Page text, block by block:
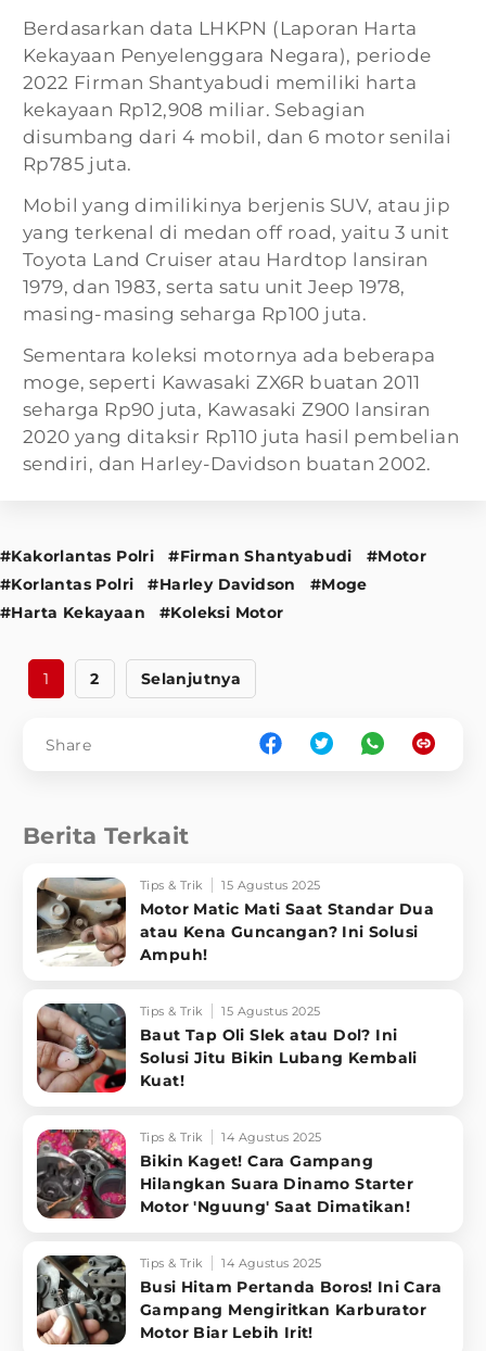
Berdasarkan data LHKPN (Laporan Harta
Kekayaan Penyelenggara Negara), periode
2022 Firman Shantyabudi memiliki harta
kekayaan Rp12,908 miliar. Sebagian
disumbang dari 4 mobil, dan 6 motor senilai
Rp785 juta.
Mobil yang dimilikinya berjenis SUV, atau jip
yang terkenal di medan off road, yaitu 3 unit
Toyota Land Cruiser atau Hardtop lansiran
1979, dan 1983, serta satu unit Jeep 1978,
masing-masing seharga Rp100 juta.
Sementara koleksi motornya ada beberapa
moge, seperti Kawasaki ZX6R buatan 2011
seharga Rp90 juta, Kawasaki Z900 lansiran
2020 yang ditaksir Rp110 juta hasil pembelian
sendiri, dan Harley-Davidson buatan 2002.
#Kakorlantas Polri #Firman Shantyabudi
#Motor
#Korlantas Polri
#Harley Davidson
#Moge
#Harta Kekayaan
#Koleksi Motor
1 2 Selanjutnya
Share
Berita Terkait
Tips & Trik 15 Agustus 2025
Motor Matic Mati Saat Standar Dua
atau Kena Guncangan? Ini Solusi
Ampuh!
Tips & Trik 15 Agustus 2025
Baut Tap Oli Slek atau Dol? Ini
Solusi Jitu Bikin Lubang Kembali
Kuat!
Tips & Trik 14 Agustus 2025
Bikin Kaget! Cara Gampang
Hilangkan Suara Dinamo Starter
Motor 'Nguung' Saat Dimatikan!
Tips & Trik 14 Agustus 2025
Busi Hitam Pertanda Boros! Ini Cara
Gampang Mengiritkan Karburator
Motor Biar Lebih Irit!